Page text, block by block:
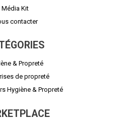
Média Kit
contacter
& Propreté
de propreté
Hygiène & Propreté